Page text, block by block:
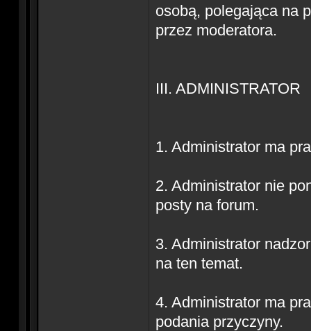
osobą, polegająca na
przez moderatora.
III. ADMINISTRATOR
1. Administrator ma
2. Administrator nie
posty na forum.
3. Administrator
na ten temat.
4. Administrator ma
podania przyczyny.